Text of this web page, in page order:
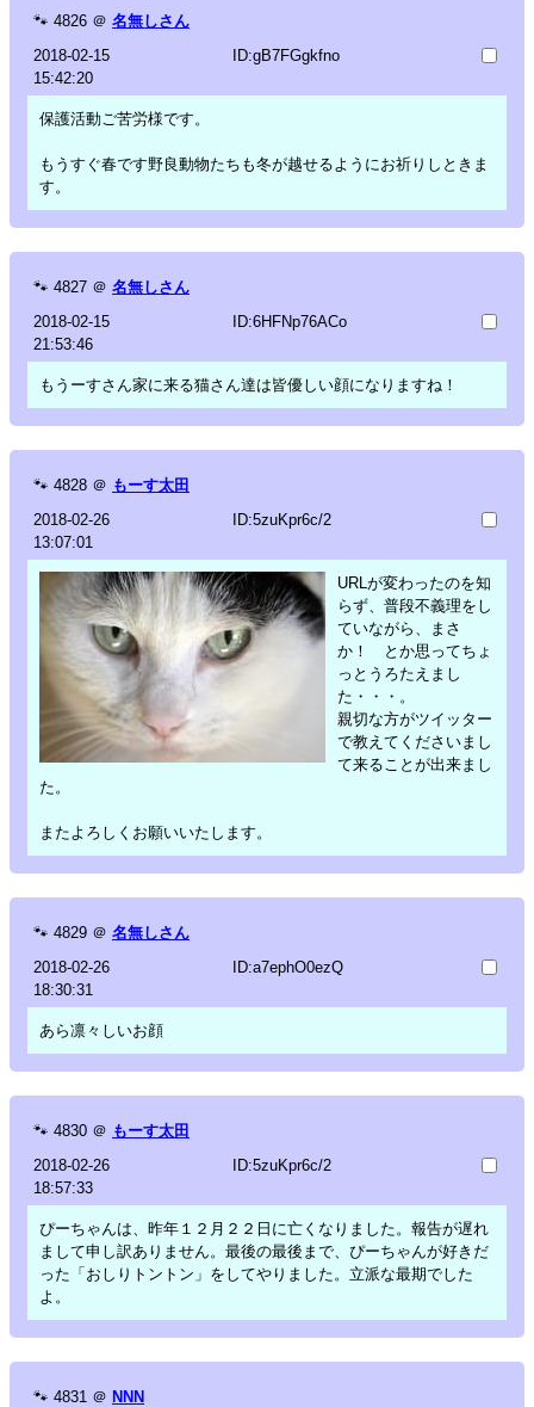
🐾 4826 ＠ 名無しさん
2018-02-15
15:42:20
ID:gB7FGgkfno
保護活動ご苦労様です。
もうすぐ春です野良動物たちも冬が越せるようにお祈りしときま
す。
🐾 4827 ＠ 名無しさん
2018-02-15
21:53:46
ID:6HFNp76ACo
もうーすさん家に来る猫さん達は皆優しい顔になりますね！
🐾 4828 ＠ もーす太田
2018-02-26
13:07:01
ID:5zuKpr6c/2
URLが変わったのを知
らず、普段不義理をし
ていながら、まさ
か！ とか思ってちょ
っとうろたえまし
た・・・。
親切な方がツイッター
で教えてくださいまし
て来ることが出来まし
た。
またよろしくお願いいたします。
🐾 4829 ＠ 名無しさん
2018-02-26
18:30:31
ID:a7ephO0ezQ
あら凛々しいお顔
🐾 4830 ＠ もーす太田
2018-02-26
18:57:33
ID:5zuKpr6c/2
ぴーちゃんは、昨年１２月２２日に亡くなりました。報告が遅れ
まして申し訳ありません。最後の最後まで、ぴーちゃんが好きだ
った「おしりトントン」をしてやりました。立派な最期でした
よ。
🐾 4831 ＠ NNN